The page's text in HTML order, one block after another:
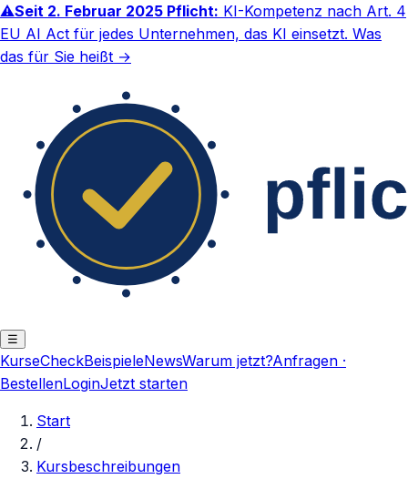
⚠Seit 2. Februar 2025 Pflicht: KI-Kompetenz nach Art. 4
EU AI Act für jedes Unternehmen, das KI einsetzt. Was
das für Sie heißt →
☰
KurseCheckBeispieleNewsWarum jetzt?Anfragen ·
BestellenLoginJetzt starten
Start
/
Kursbeschreibungen